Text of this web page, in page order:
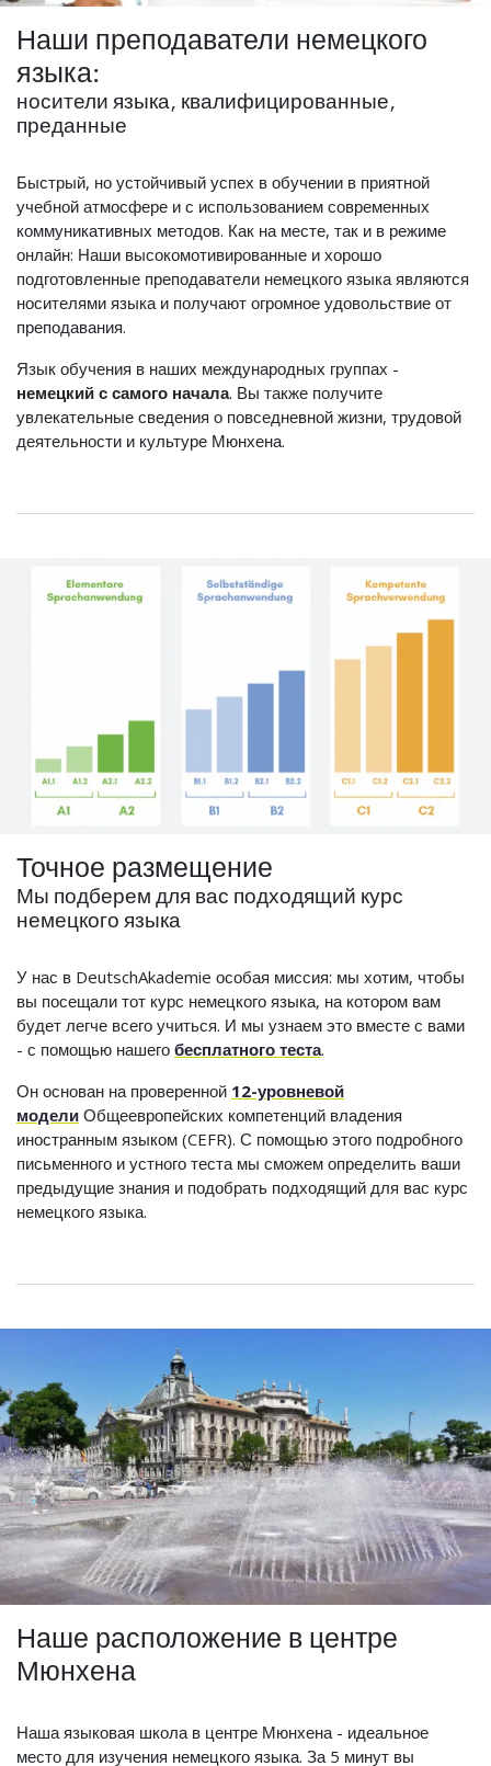
Наши преподаватели немецкого
языка:
носители языка, квалифицированные,
преданные
Быстрый, но устойчивый успех в обучении в приятной
учебной атмосфере и с использованием современных
коммуникативных методов. Как на месте, так и в режиме
онлайн: Наши высокомотивированные и хорошо
подготовленные преподаватели немецкого языка являются
носителями языка и получают огромное удовольствие от
преподавания.
Язык обучения в наших международных группах -
немецкий с самого начала. Вы также получите
увлекательные сведения о повседневной жизни, трудовой
деятельности и культуре Мюнхена.
Точное размещение
Мы подберем для вас подходящий курс
немецкого языка
У нас в DeutschAkademie особая миссия: мы хотим, чтобы
вы посещали тот курс немецкого языка, на котором вам
будет легче всего учиться. И мы узнаем это вместе с вами
- с помощью нашего бесплатного теста.
Он основан на проверенной 12-уровневой
модели Общеевропейских компетенций владения
иностранным языком (CEFR). С помощью этого подробного
письменного и устного теста мы сможем определить ваши
предыдущие знания и подобрать подходящий для вас курс
немецкого языка.
Наше расположение в центре
Мюнхена
Наша языковая школа в центре Мюнхена - идеальное
место для изучения немецкого языка. За 5 минут вы